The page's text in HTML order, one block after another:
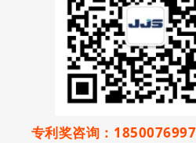
专利奖咨询：